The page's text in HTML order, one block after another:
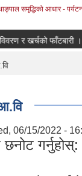
समृद्धिको आधार -
खर्चको फाँटबारी ।
06/15/2022 -
छनोट गर्नुहोस्: